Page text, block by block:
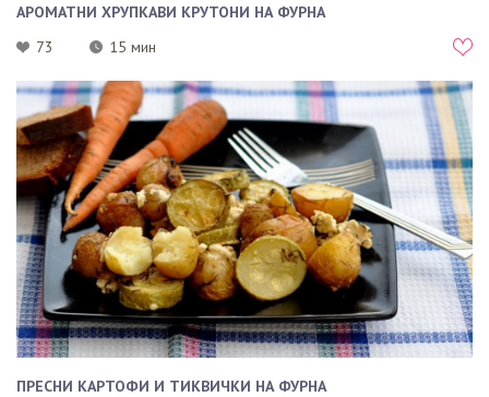
АРОМАТНИ ХРУПКАВИ КРУТОНИ НА ФУРНА
73
15 мин
ПРЕСНИ КАРТОФИ И ТИКВИЧКИ НА ФУРНА